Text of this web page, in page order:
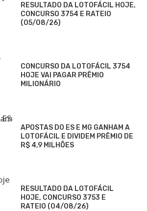
RESULTADO DA LOTOFÁCIL HOJE,
CONCURSO 3754 E RATEIO
(05/08/26)
CONCURSO DA LOTOFÁCIL 3754
HOJE VAI PAGAR PRÊMIO
MILIONÁRIO
APOSTAS DO ES E MG GANHAM A
LOTOFÁCIL E DIVIDEM PRÊMIO DE
R$ 4,9 MILHÕES
RESULTADO DA LOTOFÁCIL
HOJE, CONCURSO 3753 E
RATEIO (04/08/26)